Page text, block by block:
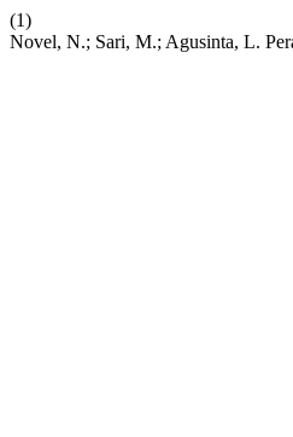
(1)
Novel, N.; Sari, M.; Agusinta, L.